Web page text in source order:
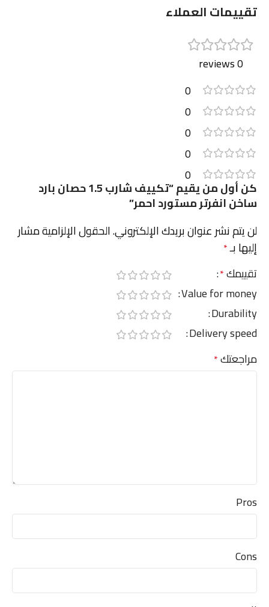
تقييمات العملاء
0 reviews
0
0
0
0
0
كن أول من يقيم “تكييف شارب 1.5 حصان بارد
ساخن انفرتر مستورد احمر”
لن يتم نشر عنوان بريدك الإلكتروني.الحقول الإلزامية مشار
إليها بـ*
تقييمك*
Value for money
Durability
Delivery speed
مراجعتك*
Pros
Cons